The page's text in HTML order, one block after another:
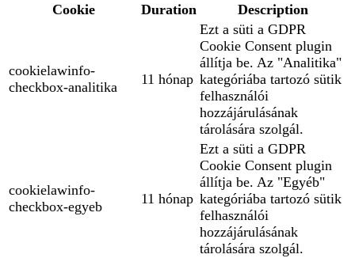
Cookie
Duration Description
cookielawinfo-
checkbox-analitika
11 hónap
Ezt a süti a GDPR
Cookie Consent plugin
állítja be. Az "Analitika"
kategóriába tartozó sütik
felhasználói
hozzájárulásának
tárolására szolgál.
cookielawinfo-
checkbox-egyeb
11 hónap
Ezt a süti a GDPR
Cookie Consent plugin
állítja be. Az "Egyéb"
kategóriába tartozó sütik
felhasználói
hozzájárulásának
tárolására szolgál.